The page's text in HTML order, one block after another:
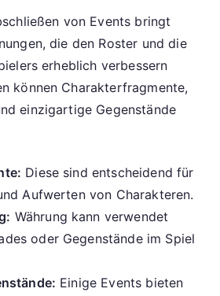
von Events bringt
die den Roster und die
erheblich verbessern
können Charakterfragmente,
einzigartige Gegenstände
Diese sind entscheidend für
Aufwerten von Charakteren.
Währung kann verwendet
oder Gegenstände im Spiel
Einige Events bieten